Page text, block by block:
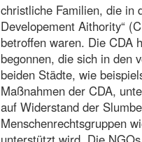
christliche Familien, die in
Developement Aithority“
betroffen waren. Die CDA
begonnen, die sich in den
beiden Städte, wie
Maßnahmen der CDA,
auf Widerstand der
Menschenrechtsgruppen